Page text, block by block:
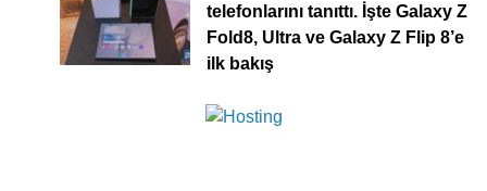
telefonlarını tanıttı. İşte Galaxy Z
Fold8, Ultra ve Galaxy Z Flip 8’e
ilk bakış